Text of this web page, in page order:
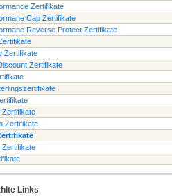
Zertifikate
Cap Zertifikate
Reverse Protect Zertifikate
Zertifikate
Zertifikate
Zertifikate
Zertifikate
Links